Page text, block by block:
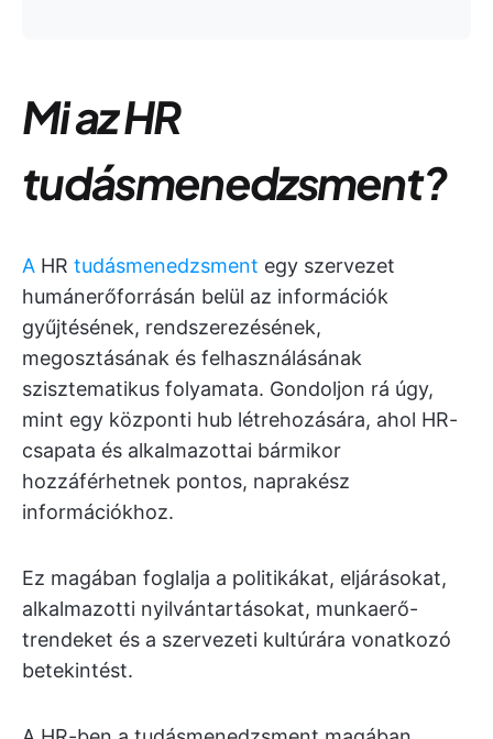
Mi az HR
tudásmenedzsment?
A HR tudásmenedzsment egy szervezet
humánerőforrásán belül az információk
gyűjtésének, rendszerezésének,
megosztásának és felhasználásának
szisztematikus folyamata. Gondoljon rá úgy,
mint egy központi hub létrehozására, ahol HR-
csapata és alkalmazottai bármikor
hozzáférhetnek pontos, naprakész
információkhoz.
Ez magában foglalja a politikákat, eljárásokat,
alkalmazotti nyilvántartásokat, munkaerő-
trendeket és a szervezeti kultúrára vonatkozó
betekintést.